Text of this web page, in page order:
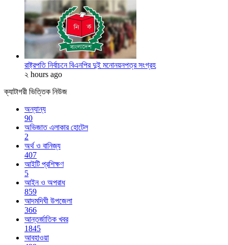
রাষ্ট্রপতি নির্বাচনে বিএনপির দুই মনোনয়নপত্র সংগ্রহ
২ hours ago
ক্যাটাগরী ভিত্তিক নিউজ
অন্যান্য
90
অভিজাত এলাকার হোটেল
2
অর্থ ও বানিজ্য
407
আইটি প্রশিক্ষণ
5
আইন ও অপরাধ
859
আদমদিঘী উপজেলা
366
আন্তর্জাতিক খবর
1845
আবহাওয়া